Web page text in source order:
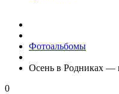
Фотоальбомы
Осень в Родниках —
0